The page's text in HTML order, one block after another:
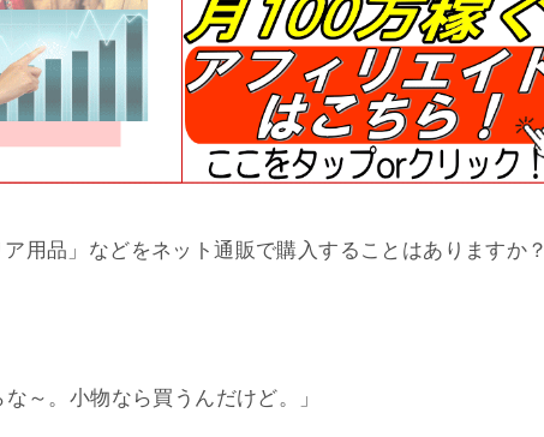
用品」などをネット通販で購入することはありますか？
～。小物なら買うんだけど。」